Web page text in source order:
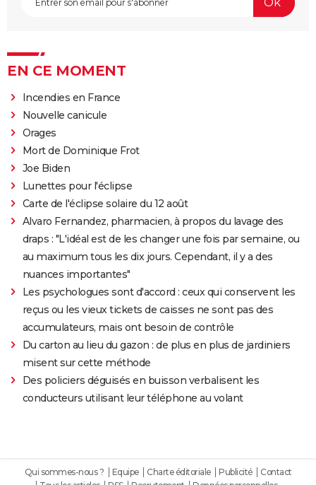
EN CE MOMENT
Incendies en France
Nouvelle canicule
Orages
Mort de Dominique Frot
Joe Biden
Lunettes pour l'éclipse
Carte de l'éclipse solaire du 12 août
Alvaro Fernandez, pharmacien, à propos du lavage des
draps : "L'idéal est de les changer une fois par semaine, ou
au maximum tous les dix jours. Cependant, il y a des
nuances importantes"
Les psychologues sont d'accord : ceux qui conservent les
reçus ou les vieux tickets de caisses ne sont pas des
accumulateurs, mais ont besoin de contrôle
Du carton au lieu du gazon : de plus en plus de jardiniers
misent sur cette méthode
Des policiers déguisés en buisson verbalisent les
conducteurs utilisant leur téléphone au volant
Qui sommes-nous ? Equipe Charte éditoriale Publicité
Contact